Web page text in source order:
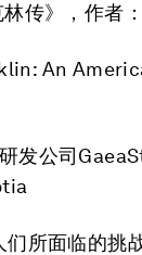
传》 ，作者
An
发公司
们所面临的挑